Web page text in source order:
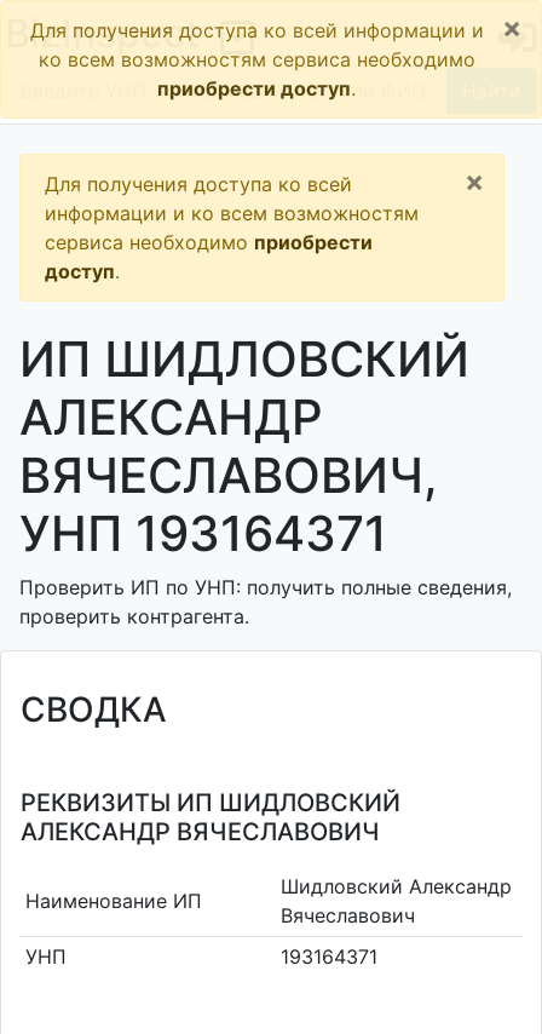
BizInspect
Для получения доступа ко всей информации и
ко всем возможностям сервиса необходимо
приобрести доступ.
×
Для получения доступа ко всей
информации и ко всем возможностям
сервиса необходимо приобрести
доступ.
×
ИП ШИДЛОВСКИЙ
АЛЕКСАНДР
ВЯЧЕСЛАВОВИЧ,
УНП 193164371
Проверить ИП по УНП: получить полные сведения,
проверить контрагента.
СВОДКА
РЕКВИЗИТЫ ИП ШИДЛОВСКИЙ
АЛЕКСАНДР ВЯЧЕСЛАВОВИЧ
Наименование ИП
Шидловский Александр
Вячеславович
УНП
193164371